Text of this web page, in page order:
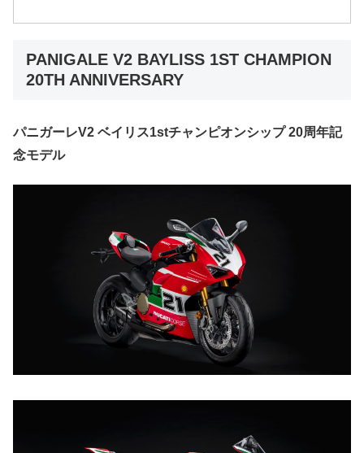
PANIGALE V2 BAYLISS 1ST CHAMPION
20TH ANNIVERSARY
パニガーレV2 ベイリス1stチャンピオンシップ 20周年記
念モデル